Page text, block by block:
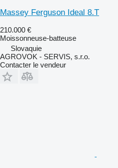
Massey Ferguson Ideal 8.T
210.000 €
Moissonneuse-batteuse
Slovaquie
AGROVOK - SERVIS, s.r.o.
Contacter le vendeur